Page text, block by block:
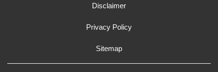
Disclaimer
Privacy Policy
Sitemap